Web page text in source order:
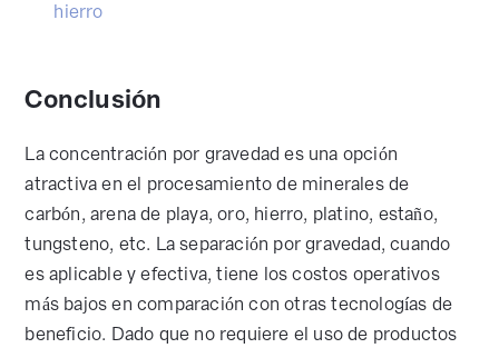
hierro
Conclusión
La concentración por gravedad es una opción
atractiva en el procesamiento de minerales de
carbón, arena de playa, oro, hierro, platino, estaño,
tungsteno, etc. La separación por gravedad, cuando
es aplicable y efectiva, tiene los costos operativos
más bajos en comparación con otras tecnologías de
beneficio. Dado que no requiere el uso de productos